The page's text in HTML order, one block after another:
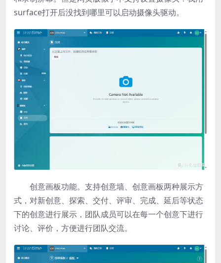
surface打开后没找到哪里可以启动摄像头驱动。
创意画板功能。支持创意墙、创意画板两种展示方
式，对新创意、探索、交付、评审、完成、延后等状态
下的创意进行展示，团队成员可以在每一个创意下进行
讨论、评价，方便进行团队交流。